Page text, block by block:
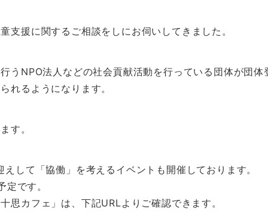
支援に関するご相談をしにお伺いしてきました。
うNPO法人などの社会貢献活動を行っている団体が団
れるようになります。
す。
して「協働」を考えるイベントも開催しております。
です。
思カフェ」は、下記URLよりご確認できます。